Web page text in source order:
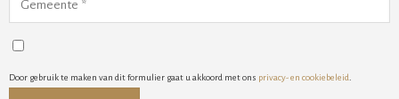
Door gebruik te maken van dit formulier gaat u akkoord met ons privacy- en cookiebeleid